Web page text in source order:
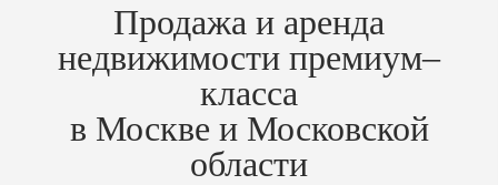
Продажа и аренда
недвижимости премиум–
класса
в Москве и Московской
области